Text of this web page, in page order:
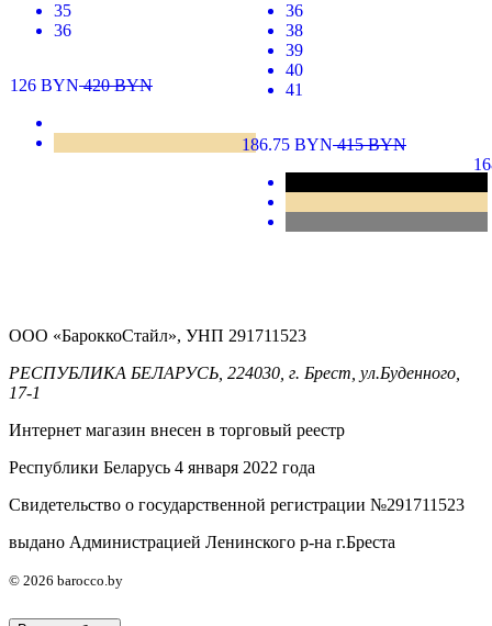
35
36
126 BYN420BYN
36
38
39
40
41
186.75 BYN415BYN
ООО «БароккоСтайл», УНП 291711523
РЕСПУБЛИКА БЕЛАРУСЬ, 224030, г. Брест, ул.Буденного,
17-1
Интернет магазин внесен в торговый реестр
Республики Беларусь 4 января 2022 года
Свидетельство о государственной регистрации №291711523
выдано Администрацией Ленинского р-на г.Бреста
© 2026 barocco.by